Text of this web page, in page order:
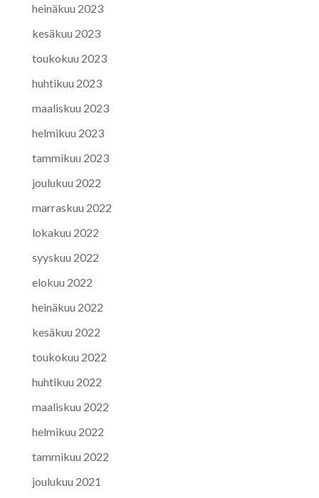
heinäkuu 2023
kesäkuu 2023
toukokuu 2023
huhtikuu 2023
maaliskuu 2023
helmikuu 2023
tammikuu 2023
joulukuu 2022
marraskuu 2022
lokakuu 2022
syyskuu 2022
elokuu 2022
heinäkuu 2022
kesäkuu 2022
toukokuu 2022
huhtikuu 2022
maaliskuu 2022
helmikuu 2022
tammikuu 2022
joulukuu 2021